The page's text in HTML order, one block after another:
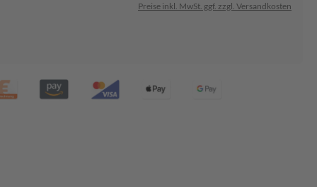
Preise inkl. MwSt. ggf. zzgl. Versandkosten